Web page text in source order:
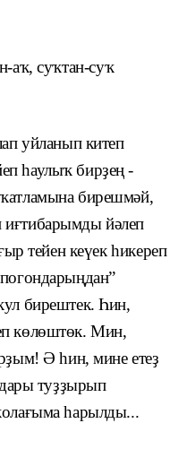
аҡ, суҡтан-суҡ
уйланып китеп
һаулыҡ бирҙең -
бирешмәй,
иғтибарымды йәлеп
тейен кеүек һикереп
бирештек. Һин,
көлөштөк. Мин,
Ә һин, мине етеҙ
туҙҙырып
һарылды...